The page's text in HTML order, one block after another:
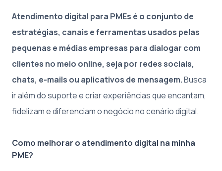
Atendimento digital para PMEs é o conjunto de
estratégias, canais e ferramentas usados pelas
pequenas e médias empresas para dialogar com
clientes no meio online, seja por redes sociais,
chats, e-mails ou aplicativos de mensagem.Busca
ir além do suporte e criar experiências que encantam,
fidelizam e diferenciam o negócio no cenário digital.
Como melhorar o atendimento digital na minha
PME?